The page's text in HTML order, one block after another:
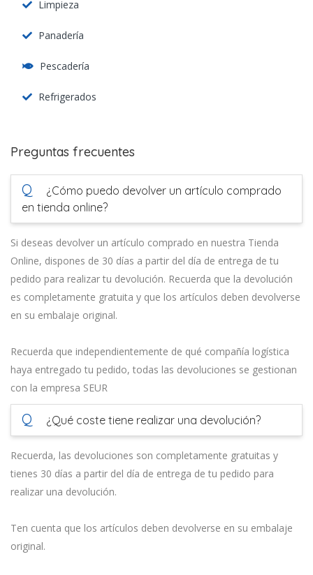
Limpieza
Panadería
Pescadería
Refrigerados
Preguntas frecuentes
Q
¿Cómo puedo devolver un artículo comprado
en tienda online?
Si deseas devolver un artículo comprado en nuestra Tienda
Online, dispones de 30 días a partir del día de entrega de tu
pedido para realizar tu devolución. Recuerda que la devolución
es completamente gratuita y que los artículos deben devolverse
en su embalaje original.
Recuerda que independientemente de qué compañía logística
haya entregado tu pedido, todas las devoluciones se gestionan
con la empresa SEUR
Q ¿Qué coste tiene realizar una devolución?
Recuerda, las devoluciones son completamente gratuitas y
tienes 30 días a partir del día de entrega de tu pedido para
realizar una devolución.
Ten cuenta que los artículos deben devolverse en su embalaje
original.